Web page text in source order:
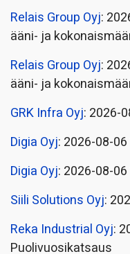
Relais Group Oyj:
ääni- ja
Relais Group Oyj:
ääni- ja
GRK Infra Oyj: 2026-
Digia Oyj: 2026-08-
Digia Oyj: 2026-08-
Siili Solutions Oyj:
Reka Industrial Oyj:
Puolivuosikatsaus